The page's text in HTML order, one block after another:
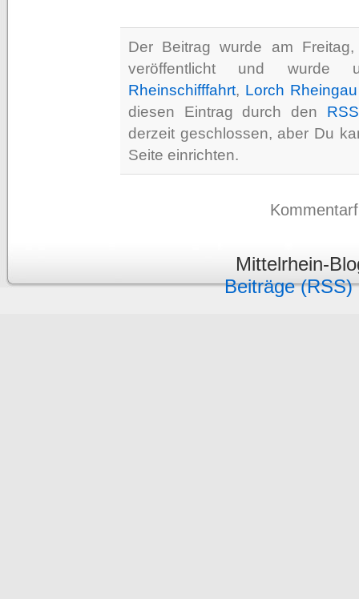
Der Beitrag wurde am
veröffentlicht und
Rheinschifffahrt, Lorch Rheingau
diesen Eintrag durch den
derzeit geschlossen, aber Du
Seite einrichten.
Mittelrhein-
Beiträge (RSS)